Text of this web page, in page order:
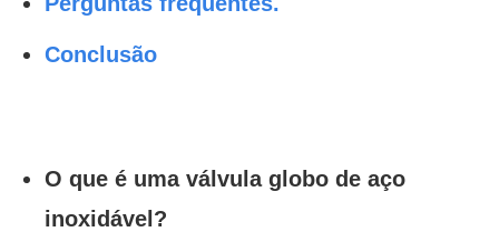
Conclusão
O que é uma válvula globo de aço
inoxidável?